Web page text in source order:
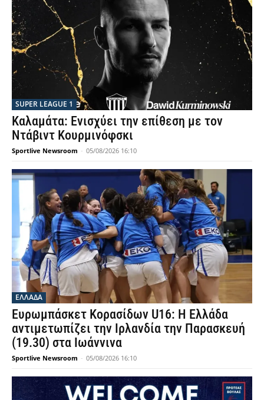
SUPER LEAGUE 1
Καλαμάτα: Ενισχύει την επίθεση με τον
Ντάβιντ Κουρμινόφσκι
Sportlive Newsroom - 05/08/2026 16:10
ΕΛΛΑΔΑ
Ευρωμπάσκετ Κορασίδων U16: Η Ελλάδα
αντιμετωπίζει την Ιρλανδία την Παρασκευή
(19.30) στα Ιωάννινα
Sportlive Newsroom - 05/08/2026 16:10